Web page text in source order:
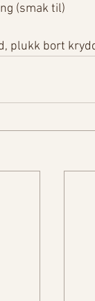
(smak til)
plukk bort